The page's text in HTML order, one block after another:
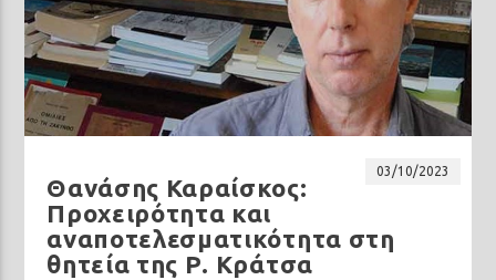
03/10/2023
Θανάσης Καραίσκος:
Προχειρότητα και
αναποτελεσματικότητα στη
θητεία της Ρ. Κράτσα